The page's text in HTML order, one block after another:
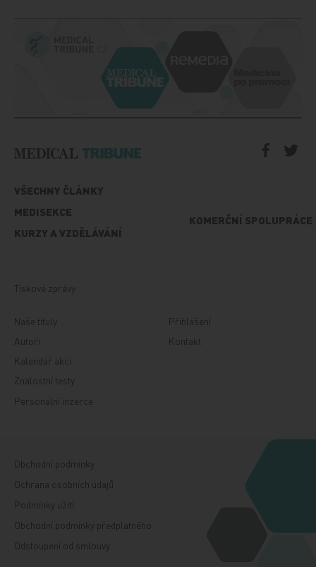
VŠECHNY ČLÁNKY
MEDISEKCE
KURZY A VZDĚLÁVÁNÍ
KOMERČNÍ SPOLUPRÁCE
Tiskové zprávy
Naše tituly
Autoři
Kalendář akcí
Znalostní testy
Personální inzerce
Přihlášení
Kontakt
Obchodní podmínky
Ochrana osobních údajů
Podmínky užití
Obchodní podmínky předplatného
Odstoupení od smlouvy